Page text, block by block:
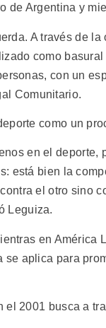
de Argentina y
A través de
como
con un
Comunitario.
como un
en el deporte,
está bien la
el otro sino
Leguiza.
en América
aplica para
2001 busca a